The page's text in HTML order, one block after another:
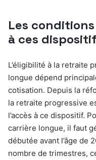
Les
à ces
L’éligibilité à la retraite
longue dépend
cotisation. Depuis la
la retraite progressive
l’accès à ce dispositif.
carrière longue, il faut
débutée avant l’âge de
nombre de trimestres,